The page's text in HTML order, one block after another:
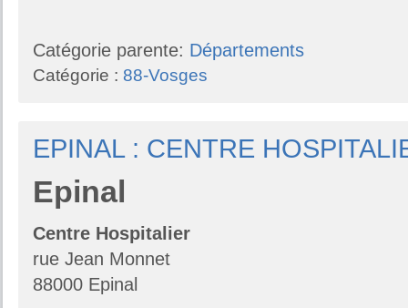
Catégorie parente: Départements
Catégorie : 88-Vosges
EPINAL : CENTRE
Epinal
Centre Hospitalier
rue Jean Monnet
88000 Epinal